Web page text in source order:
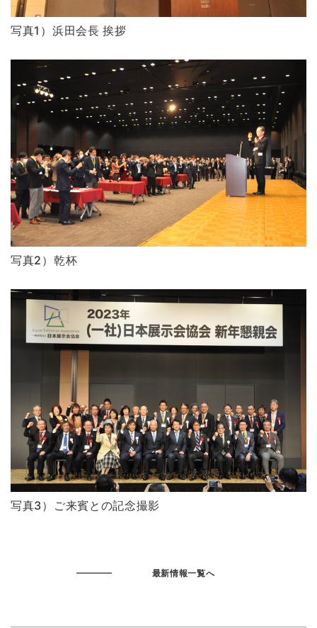
写真1）浜田会長 挨拶
写真2）乾杯
写真3）ご来賓との記念撮影
最新情報一覧へ